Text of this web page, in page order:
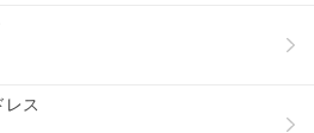
てご負担いただきます。
、レビューの前に当店にご連絡く
できるように努めて参りますの
願い致します。m(__)m
レス